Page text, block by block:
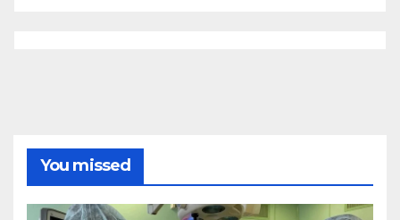
You missed